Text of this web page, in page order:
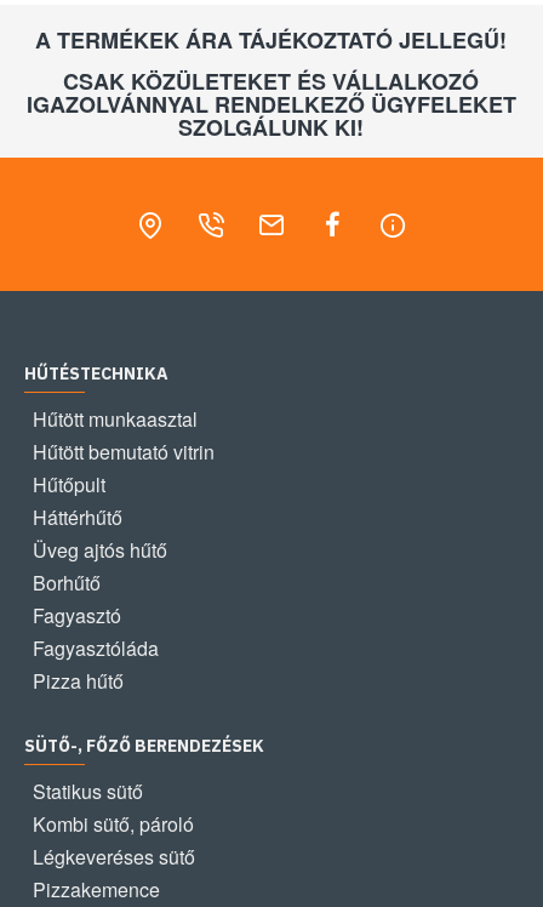
A TERMÉKEK ÁRA TÁJÉKOZTATÓ JELLEGŰ!
CSAK KÖZÜLETEKET ÉS VÁLLALKOZÓ
IGAZOLVÁNNYAL RENDELKEZŐ ÜGYFELEKET
SZOLGÁLUNK KI!
HŰTÉSTECHNIKA
Hűtött munkaasztal
Hűtött bemutató vitrin
Hűtőpult
Háttérhűtő
Üveg ajtós hűtő
Borhűtő
Fagyasztó
Fagyasztóláda
Pizza hűtő
SÜTŐ-, FŐZŐ BERENDEZÉSEK
Statikus sütő
Kombi sütő, pároló
Légkeveréses sütő
Pizzakemence